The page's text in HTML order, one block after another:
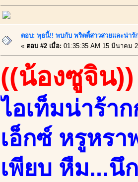
ตอบ: พุธนี้!! พบกับ พริตตี้สาวสวยและน่า
« ตอบ #2 เมื่อ: 01:35:35 AM 15 มีนาคม
((น้องซูจิน))
ไอเท็มน่าร้า
เอ็กซ์ หรูหร
เพียบ หืม...นึ